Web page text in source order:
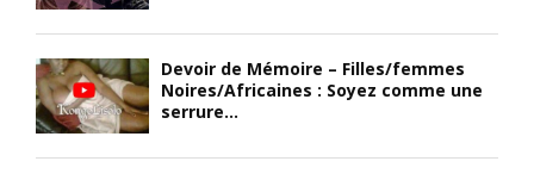
Devoir de Mémoire – Filles/femmes
Noires/Africaines : Soyez comme une
serrure...